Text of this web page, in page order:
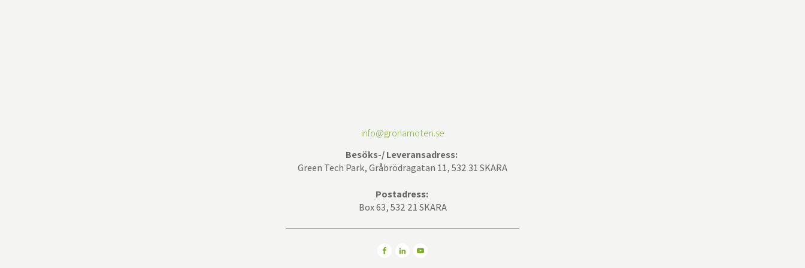
info@gronamoten.se
Besöks-/ Leveransadress:
Green Tech Park, Gråbrödragatan 11, 532 31 SKARA
Postadress:
Box 63, 532 21 SKARA